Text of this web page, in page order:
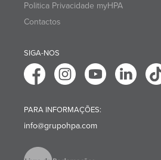
Politica Privacidade myHPA
Contactos
SIGA-NOS
PARA INFORMAÇÕES:
info@grupohpa.com